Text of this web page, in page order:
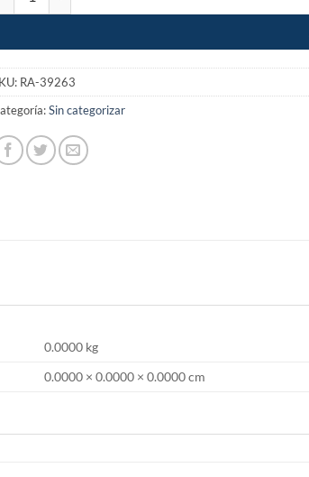
RA-39263
Sin categorizar
0.0000 kg
0.0000 × 0.0000 × 0.0000 cm